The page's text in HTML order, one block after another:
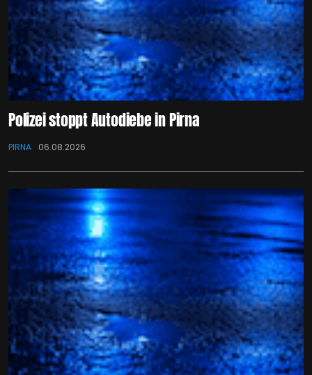
Polizei stoppt Autodiebe in Pirna
PIRNA 06.08.2026